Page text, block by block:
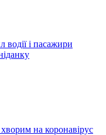
і пасажири
на коронавірус